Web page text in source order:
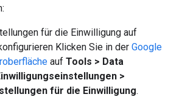
für die Einwilligung auf
Klicken Sie in der Google
auf Tools > Data
>
für die Einwilligung.